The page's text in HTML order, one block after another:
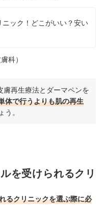
ック！どこがいい？安い
科）
膚再生療法とダーマペンを
体で行うよりも肌の再生
う。
を受けられるクリ
るクリニックを選ぶ際に必